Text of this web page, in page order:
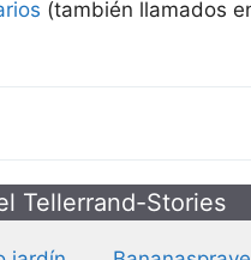
(también llamados
Tellerrand-Stories